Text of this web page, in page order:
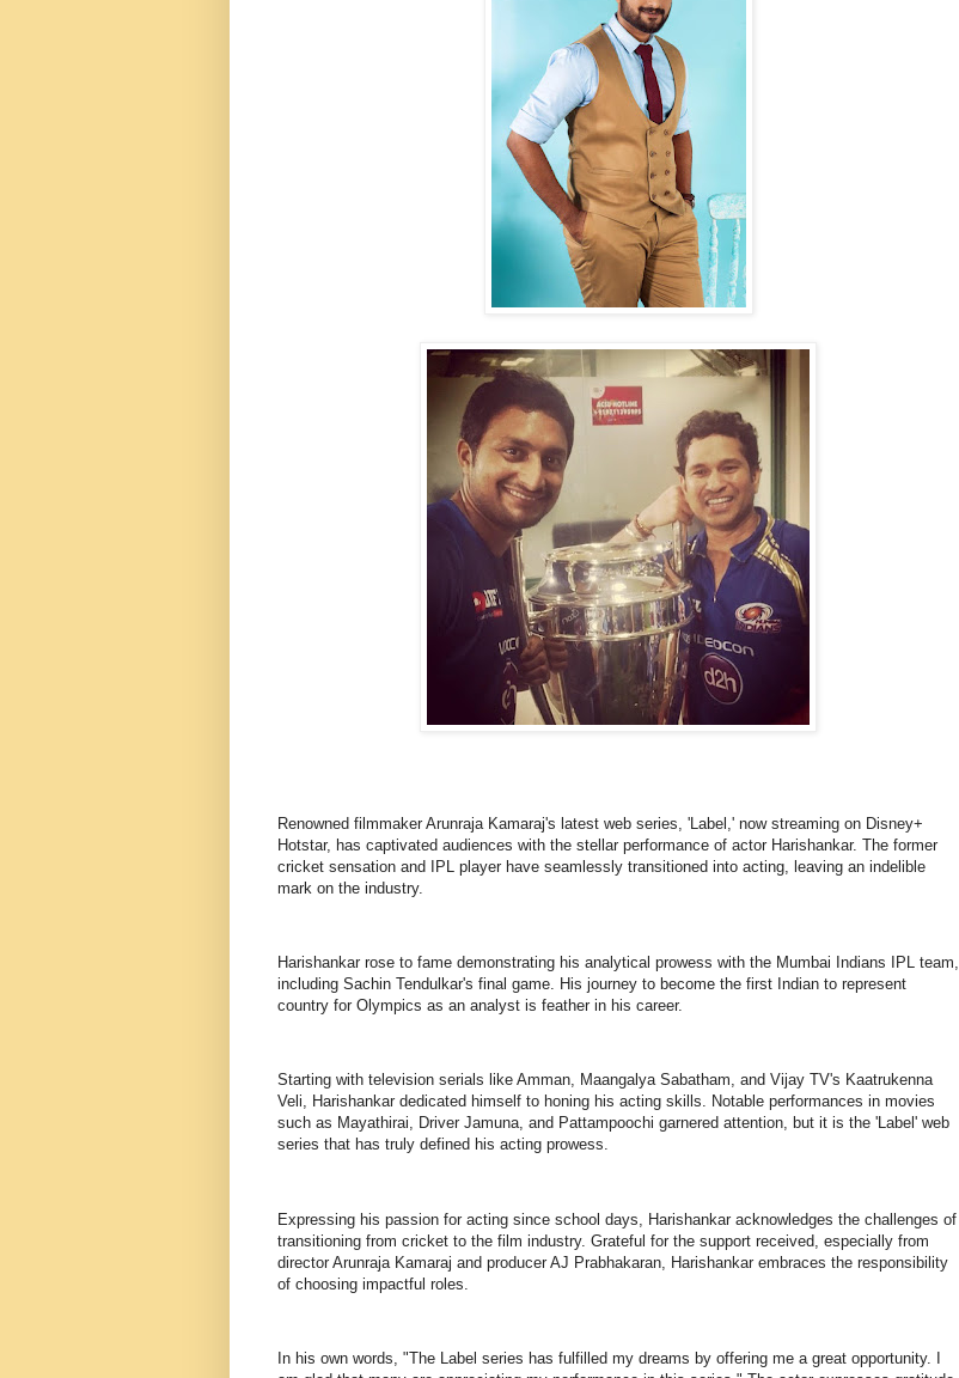
Renowned filmmaker Arunraja Kamaraj's latest web series, 'Label,' now streaming on Disney+
Hotstar, has captivated audiences with the stellar performance of actor Harishankar. The former
cricket sensation and IPL player have seamlessly transitioned into acting, leaving an indelible
mark on the industry.
Harishankar rose to fame demonstrating his analytical prowess with the Mumbai Indians IPL team,
including Sachin Tendulkar's final game. His journey to become the first Indian to represent
country for Olympics as an analyst is feather in his career.
Starting with television serials like Amman, Maangalya Sabatham, and Vijay TV's Kaatrukenna
Veli, Harishankar dedicated himself to honing his acting skills. Notable performances in movies
such as Mayathirai, Driver Jamuna, and Pattampoochi garnered attention, but it is the 'Label' web
series that has truly defined his acting prowess.
Expressing his passion for acting since school days, Harishankar acknowledges the challenges of
transitioning from cricket to the film industry. Grateful for the support received, especially from
director Arunraja Kamaraj and producer AJ Prabhakaran, Harishankar embraces the responsibility
of choosing impactful roles.
In his own words, "The Label series has fulfilled my dreams by offering me a great opportunity. I